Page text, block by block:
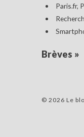
Paris.fr,
Brèves »
© 2026 Le